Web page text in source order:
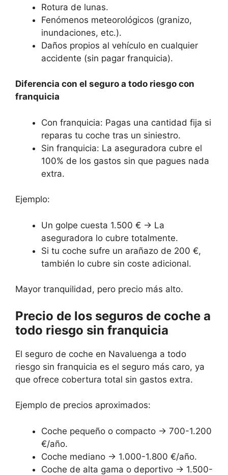
Rotura de lunas.
Fenómenos meteorológicos (granizo,
inundaciones, etc.).
Daños propios al vehículo en cualquier
accidente (sin pagar franquicia).
Diferencia con el seguro a todo riesgo con
franquicia
Con franquicia: Pagas una cantidad fija si
reparas tu coche tras un siniestro.
Sin franquicia: La aseguradora cubre el
100% de los gastos sin que pagues nada
extra.
Ejemplo:
Un golpe cuesta 1.500 € → La
aseguradora lo cubre totalmente.
Si tu coche sufre un arañazo de 200 €,
también lo cubre sin coste adicional.
Mayor tranquilidad, pero precio más alto.
Precio de los seguros de coche a
todo riesgo sin franquicia
El seguro de coche en Navaluenga a todo
riesgo sin franquicia es el seguro más caro, ya
que ofrece cobertura total sin gastos extra.
Ejemplo de precios aproximados:
Coche pequeño o compacto → 700-1.200
€/año.
Coche mediano → 1.000-1.800 €/año.
Coche de alta gama o deportivo → 1.500-